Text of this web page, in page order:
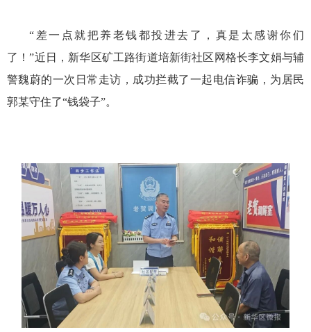
“差一点就把养老钱都投进去了，真是太感谢你们
了！”近日，新华区矿工路街道培新街社区网格长李文娟与辅
警魏蔚的一次日常走访，成功拦截了一起电信诈骗，为居民
郭某守住了“钱袋子”。